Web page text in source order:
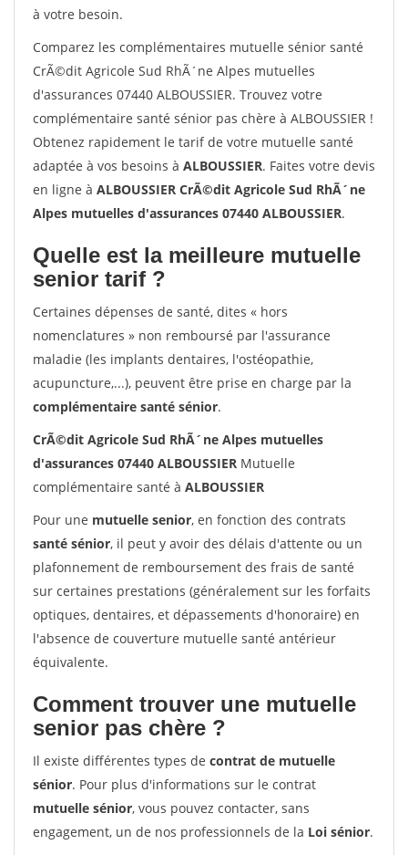
à votre besoin.
Comparez les complémentaires mutuelle sénior santé
CrÃ©dit Agricole Sud RhÃ´ne Alpes mutuelles
d'assurances 07440 ALBOUSSIER. Trouvez votre
complémentaire santé sénior pas chère à ALBOUSSIER !
Obtenez rapidement le tarif de votre mutuelle santé
adaptée à vos besoins à ALBOUSSIER. Faites votre devis
en ligne à ALBOUSSIER CrÃ©dit Agricole Sud RhÃ´ne
Alpes mutuelles d'assurances 07440 ALBOUSSIER.
Quelle est la meilleure mutuelle
senior tarif ?
Certaines dépenses de santé, dites « hors
nomenclatures » non remboursé par l'assurance
maladie (les implants dentaires, l'ostéopathie,
acupuncture,...), peuvent être prise en charge par la
complémentaire santé sénior.
CrÃ©dit Agricole Sud RhÃ´ne Alpes mutuelles
d'assurances 07440 ALBOUSSIER Mutuelle
complémentaire santé à ALBOUSSIER
Pour une mutuelle senior, en fonction des contrats
santé sénior, il peut y avoir des délais d'attente ou un
plafonnement de remboursement des frais de santé
sur certaines prestations (généralement sur les forfaits
optiques, dentaires, et dépassements d'honoraire) en
l'absence de couverture mutuelle santé antérieur
équivalente.
Comment trouver une mutuelle
senior pas chère ?
Il existe différentes types de contrat de mutuelle
sénior. Pour plus d'informations sur le contrat
mutuelle sénior, vous pouvez contacter, sans
engagement, un de nos professionnels de la Loi sénior.